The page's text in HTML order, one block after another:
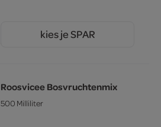
kies je SPAR
Roosvicee Bosvruchtenmix
500 Milliliter